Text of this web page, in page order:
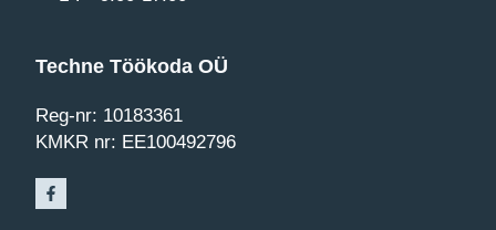
Techne Töökoda OÜ
Reg-nr: 10183361
KMKR nr: EE100492796